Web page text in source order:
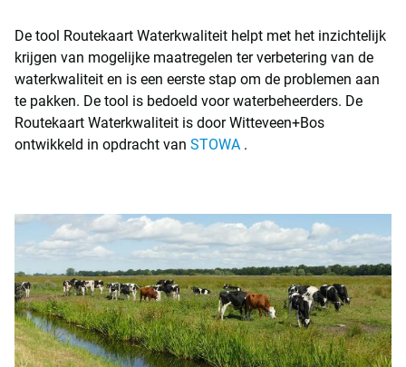
De tool Routekaart Waterkwaliteit helpt met het inzichtelijk
krijgen van mogelijke maatregelen ter verbetering van de
waterkwaliteit en is een eerste stap om de problemen aan
te pakken. De tool is bedoeld voor waterbeheerders. De
Routekaart Waterkwaliteit is door Witteveen+Bos
ontwikkeld in opdracht van STOWA .